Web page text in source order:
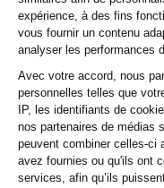
Le 07/09/
10/09/26